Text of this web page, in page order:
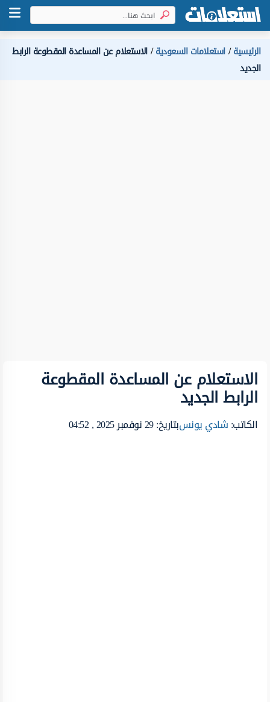
الرئيسية استعلامات السعودية الاستعلام عن المساعدة المقطوعة الرابط
الجديد
الاستعلام عن المساعدة المقطوعة
الرابط الجديد
الكاتب:شادي يونسبتاريخ: 29 نوفمبر 2025 , 04:52